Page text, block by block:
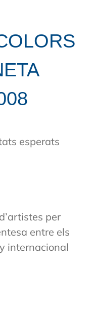
esperats
per
entre els
internacional